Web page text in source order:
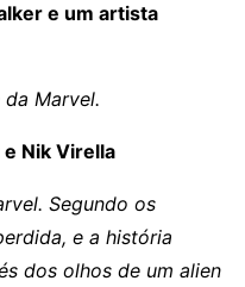
e um artista
Marvel.
Nik Virella
Segundo os
e a história
dos olhos de um alien